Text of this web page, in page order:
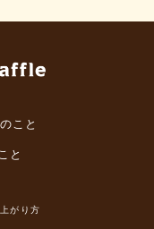
こと
と
がり方